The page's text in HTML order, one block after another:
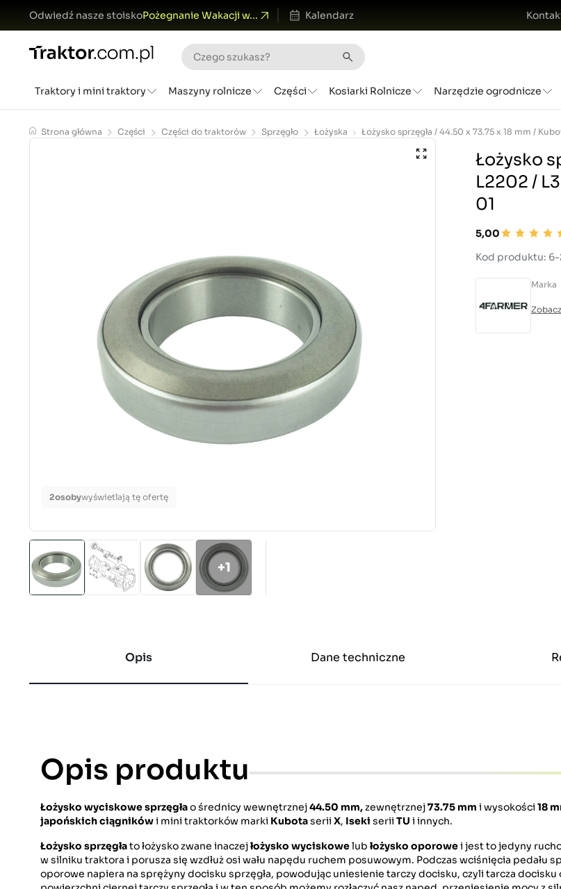
Odwiedź nasze stoiskoPożegnanie Wakacji w... Kalendarz
Traktory i mini traktory Maszyny rolnicze Części Kosiarki Rolnicze Narzędzie ogrodnicze
Strona główna Części Części do traktorów Sprzęgło Łożyska
2osobywyświetlają tę ofertę
+1
Łożysko
L2202 /
01
5,00
Kod produktu: 6-
Marka
Opis Dane techniczne
Opis produktu
Łożysko wyciskowe sprzęgłao średnicy wewnętrznej44.50 mm,zewnętrznej73.75 mm i wysokości 18
japońskich ciągnikówi mini traktorków marki Kubotaserii X, Iseki serii TU i innych.
Łożysko sprzęgłato łożysko zwane inaczejłożysko wyciskowelub łożysko oporowei jest to jedyny
w silniku traktora i porusza się wzdłuż osi wału napędu ruchem posuwowym. Podczas wciśnięcia pedału
oporowe napiera na sprężyny docisku sprzęgła, powodując uniesienie tarczy docisku, czyli tarcza docisku